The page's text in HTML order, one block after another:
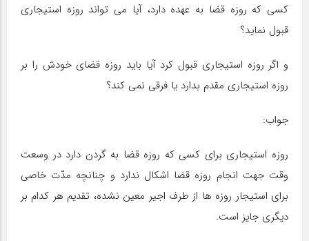
کسی که روزه قضا به عهده دارد، آیا می تواند روزه استیجاری
قبول نماید؟
و اگر روزه استیجاری قبول کرد آیا باید روزه قضای خودش را بر
روزه استیجاری مقدم بدارد یا فرقی نمی کند؟
جواب:
روزه استیجاری برای کسی که روزه قضا به گردن دارد در وسعت
وقت جهت انجام روزه قضا اشکال ندارد و چنانچه مدّت خاصی
برای استیجار روزه ها از طرف اجیر معین نشده، تقدیم هر کدام بر
دیگری جایز است.